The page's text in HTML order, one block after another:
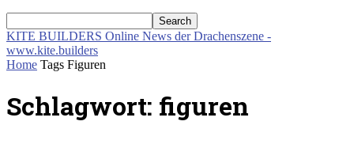
KITE BUILDERS Online News der Drachenszene -
www.kite.builders
Home Tags Figuren
Schlagwort: figuren